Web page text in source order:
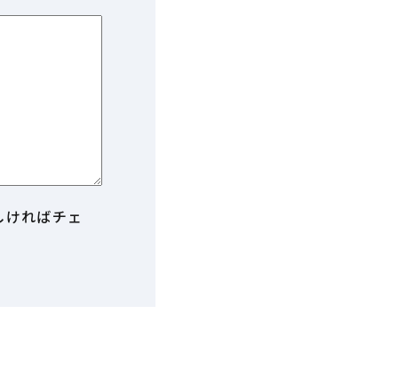
ればチェ